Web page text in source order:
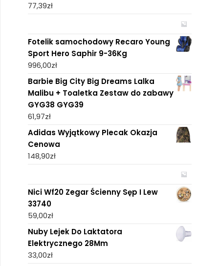
77,39zł
Fotelik samochodowy Recaro Young
Sport Hero Saphir 9-36Kg
996,00zł
Barbie Big City Big Dreams Lalka
Malibu + Toaletka Zestaw do zabawy
GYG38 GYG39
61,97zł
Adidas Wyjątkowy Plecak Okazja
Cenowa
148,90zł
Nici Wf20 Zegar Ścienny Sęp I Lew
33740
59,00zł
Nuby Lejek Do Laktatora
Elektrycznego 28Mm
33,00zł